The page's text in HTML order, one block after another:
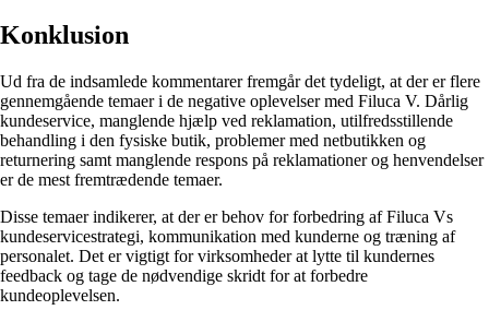
Konklusion
Ud fra de indsamlede kommentarer fremgår det tydeligt, at der er flere
gennemgående temaer i de negative oplevelser med Filuca V. Dårlig
kundeservice, manglende hjælp ved reklamation, utilfredsstillende
behandling i den fysiske butik, problemer med netbutikken og
returnering samt manglende respons på reklamationer og henvendelser
er de mest fremtrædende temaer.
Disse temaer indikerer, at der er behov for forbedring af Filuca Vs
kundeservicestrategi, kommunikation med kunderne og træning af
personalet. Det er vigtigt for virksomheder at lytte til kundernes
feedback og tage de nødvendige skridt for at forbedre
kundeoplevelsen.